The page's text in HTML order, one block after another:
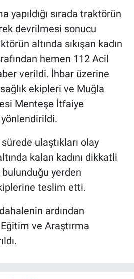
yapıldığı sırada traktörün
devrilmesi sonucu
altında sıkışan kadın
hemen 112 Acil
verildi. İhbar üzerine
ekipleri ve Muğla
Menteşe İtfaiye
ulaştıkları olay
kalan kadını dikkatli
yerden
teslim etti.
ardından
ve Araştırma